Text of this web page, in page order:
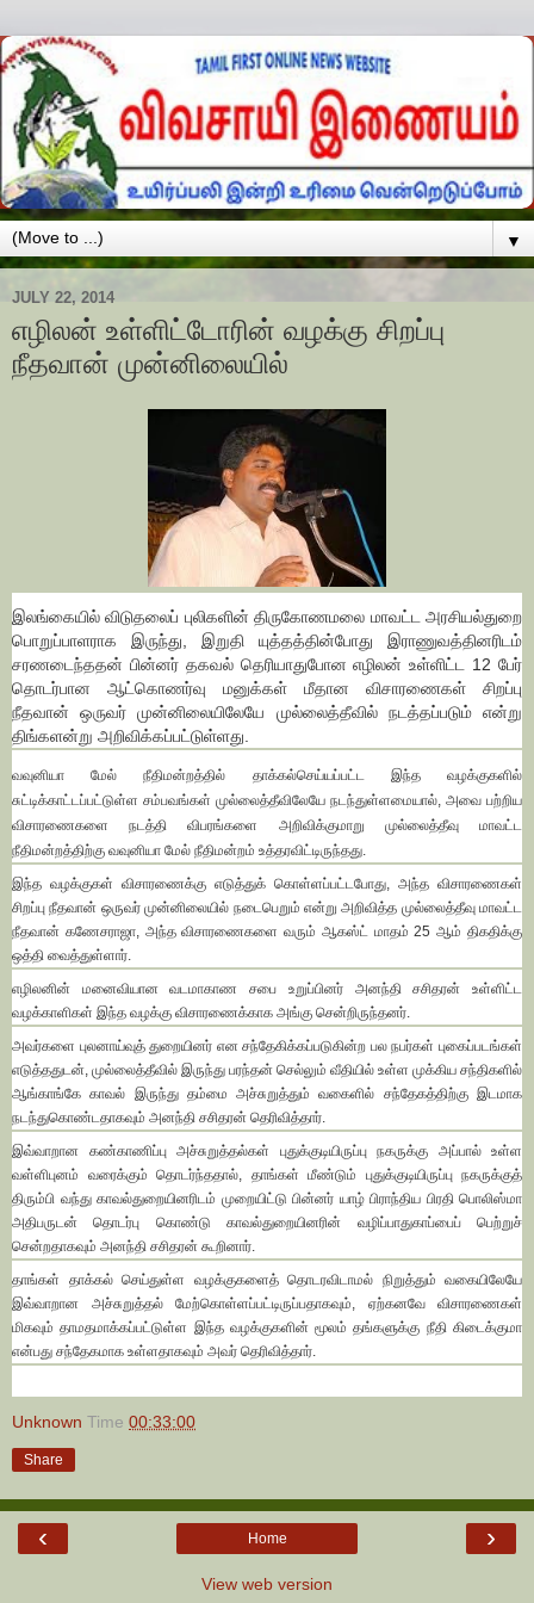
▼
JULY 22, 2014
எழிலன் உள்ளிட்டோரின் வழக்கு சிறப்பு
நீதவான் முன்னிலையில்
இலங்கையில் விடுதலைப் புலிகளின் திருகோணமலை மாவட்ட அரசியல்துறை
பொறுப்பாளராக இருந்து, இறுதி யுத்தத்தின்போது இராணுவத்தினரிடம்
சரணடைந்ததன் பின்னர் தகவல் தெரியாதுபோன எழிலன் உள்ளிட்ட 12 பேர்
தொடர்பான ஆட்கொணர்வு மனுக்கள் மீதான விசாரணைகள் சிறப்பு
நீதவான் ஒருவர் முன்னிலையிலேயே முல்லைத்தீவில் நடத்தப்படும் என்று
திங்களன்று அறிவிக்கப்பட்டுள்ளது.
வவுனியா மேல் நீதிமன்றத்தில் தாக்கல்செய்யப்பட்ட இந்த வழக்குகளில்
சுட்டிக்காட்டப்பட்டுள்ள சம்பவங்கள் முல்லைத்தீவிலேயே நடந்துள்ளமையால், அவை பற்றிய
விசாரணைகளை நடத்தி விபரங்களை அறிவிக்குமாறு முல்லைத்தீவு மாவட்ட
நீதிமன்றத்திற்கு வவுனியா மேல் நீதிமன்றம் உத்தரவிட்டிருந்தது.
இந்த வழக்குகள் விசாரணைக்கு எடுத்துக் கொள்ளப்பட்டபோது, அந்த விசாரணைகள்
சிறப்பு நீதவான் ஒருவர் முன்னிலையில் நடைபெறும் என்று அறிவித்த முல்லைத்தீவு மாவட்ட
நீதவான் கணேசராஜா, அந்த விசாரணைகளை வரும் ஆகஸ்ட் மாதம் 25 ஆம் திகதிக்கு
ஒத்தி வைத்துள்ளார்.
எழிலனின் மனைவியான வடமாகாண சபை உறுப்பினர் அனந்தி சசிதரன் உள்ளிட்ட
வழக்காளிகள் இந்த வழக்கு விசாரணைக்காக அங்கு சென்றிருந்தனர்.
அவர்களை புலனாய்வுத் துறையினர் என சந்தேகிக்கப்படுகின்ற பல நபர்கள் புகைப்படங்கள்
எடுத்ததுடன், முல்லைத்தீவில் இருந்து பரந்தன் செல்லும் வீதியில் உள்ள முக்கிய சந்திகளில்
ஆங்காங்கே காவல் இருந்து தம்மை அச்சுறுத்தும் வகைளில் சந்தேகத்திற்கு இடமாக
நடந்துகொண்டதாகவும் அனந்தி சசிதரன் தெரிவித்தார்.
இவ்வாறான கண்காணிப்பு அச்சுறுத்தல்கள் புதுக்குடியிருப்பு நகருக்கு அப்பால் உள்ள
வள்ளிபுனம் வரைக்கும் தொடர்ந்ததால், தாங்கள் மீண்டும் புதுக்குடியிருப்பு நகருக்குத்
திரும்பி வந்து காவல்துறையினரிடம் முறையிட்டு பின்னர் யாழ் பிராந்திய பிரதி பொலிஸ்மா
அதிபருடன் தொடர்பு கொண்டு காவல்துறையினரின் வழிப்பாதுகாப்பைப் பெற்றுச்
சென்றதாகவும் அனந்தி சசிதரன் கூறினார்.
தாங்கள் தாக்கல் செய்துள்ள வழக்குகளைத் தொடரவிடாமல் நிறுத்தும் வகையிலேயே
இவ்வாறான அச்சுறுத்தல் மேற்கொள்ளப்பட்டிருப்பதாகவும், ஏற்கனவே விசாரணைகள்
மிகவும் தாமதமாக்கப்பட்டுள்ள இந்த வழக்குகளின் மூலம் தங்களுக்கு நீதி கிடைக்குமா
என்பது சந்தேகமாக உள்ளதாகவும் அவர் தெரிவித்தார்.
Unknown Time 00:33:00
Share
‹ ›
Home
View web version